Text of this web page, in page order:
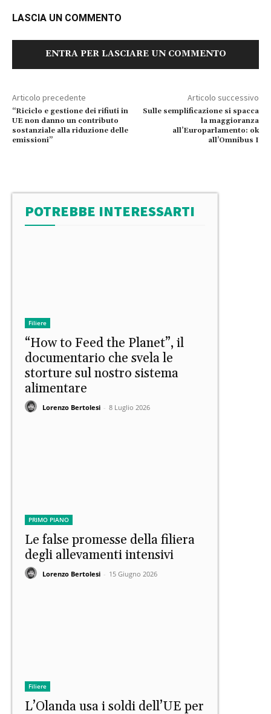
LASCIA UN COMMENTO
ENTRA PER LASCIARE UN COMMENTO
Articolo precedente
“Riciclo e gestione dei rifiuti in
UE non danno un contributo
sostanziale alla riduzione delle
emissioni”
Articolo successivo
Sulle semplificazione si spacca
la maggioranza
all’Europarlamento: ok
all’Omnibus I
POTREBBE INTERESSARTI
Filiere
“How to Feed the Planet”, il
documentario che svela le
storture sul nostro sistema
alimentare
Lorenzo Bertolesi - 8 Luglio 2026
PRIMO PIANO
Le false promesse della filiera
degli allevamenti intensivi
Lorenzo Bertolesi - 15 Giugno 2026
Filiere
L’Olanda usa i soldi dell’UE per